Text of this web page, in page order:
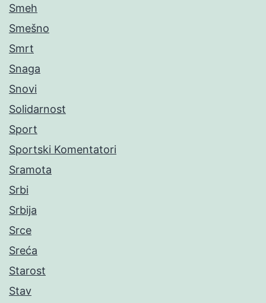
Smeh
Smešno
Smrt
Snaga
Snovi
Solidarnost
Sport
Sportski Komentatori
Sramota
Srbi
Srbija
Srce
Sreća
Starost
Stav